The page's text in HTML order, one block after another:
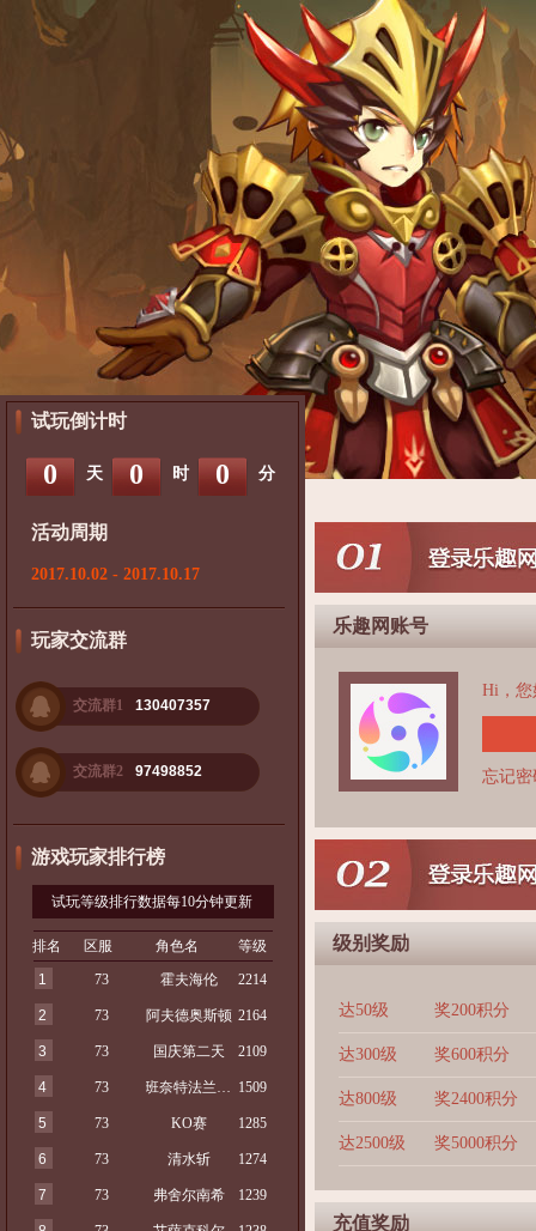
试玩倒计时
0 天 0 时 0 分
活动周期
2017.10.02 - 2017.10.17
玩家交流群
交流群1 130407357
交流群2 97498852
游戏玩家排行榜
试玩等级排行数据每10分钟更新
排名 区服 角色名
等级
1
73 霍夫海伦 2214
2 73 阿夫德奥斯顿 2164
3 73 国庆第二天 2109
4 73 班奈特法兰西斯 1509
5 73 KO赛 1285
6 73 清水斩 1274
7 73 弗舍尔南希 1239
乐趣网账号
Hi，您
忘记密
级别奖励
达50级 奖200积分
达300级 奖600积分
达800级 奖2400积分
达2500级 奖5000积分
充值奖励